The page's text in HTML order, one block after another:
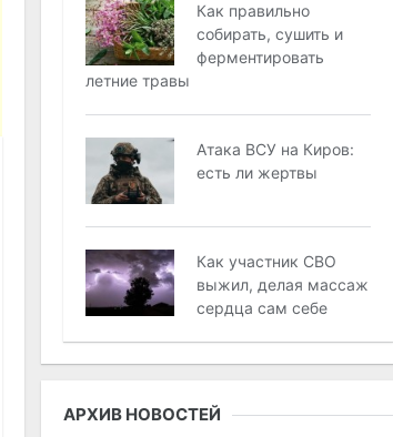
Как правильно
собирать, сушить и
ферментировать
летние травы
Атака ВСУ на Киров:
есть ли жертвы
Как участник СВО
выжил, делая массаж
сердца сам себе
АРХИВ НОВОСТЕЙ